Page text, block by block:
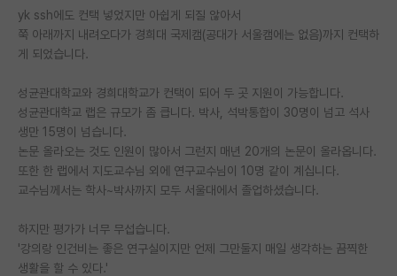
취업 게시판
PI 전용 게시판
인문사회 계열 게시판
특수/전문대학원 게시판
장학금/장학생 게시판
yk ssh에도 컨택 넣었지만 아쉽게 되질 않아서
쭉 아래까지 내려오다가 경희대 국제캠(공대가 서울캠에는 없음)까지 컨택하
게 되었습니다.
성균관대학교와 경희대학교가 컨택이 되어 두 곳 지원이 가능합니다.
성균관대학교 랩은 규모가 좀 큽니다. 박사, 석박통합이 30명이 넘고 석사
생만 15명이 넘습니다.
논문 올라오는 것도 인원이 많아서 그런지 매년 20개의 논문이 올라옵니다.
또한 한 랩에서 지도교수님 외에 연구교수님이 10명 같이 계십니다.
교수님께서는 학사~박사까지 모두 서울대에서 졸업하셨습니다.
하지만 평가가 너무 무섭습니다.
'강의랑 인건비는 좋은 연구실이지만 언제 그만둘지 매일 생각하는 끔찍한
생활을 할 수 있다.'